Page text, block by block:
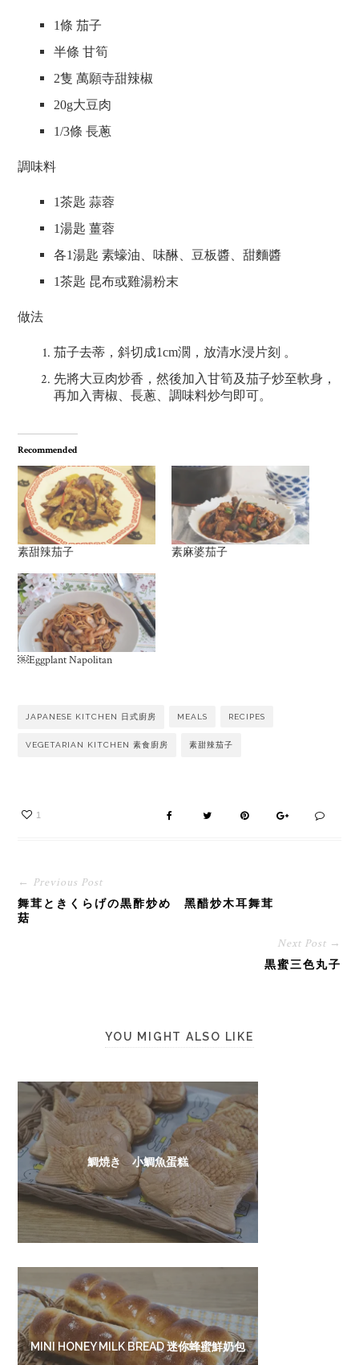
1條 茄子
半條 甘筍
2隻 萬願寺甜辣椒
20g大豆肉
1/3條 長蔥
調味料
1茶匙 蒜蓉
1湯匙 薑蓉
各1湯匙 素蠔油、味醂、豆板醬、甜麵醬
1茶匙 昆布或雞湯粉末
做法
茄子去蒂，斜切成1cm濶，放清水浸片刻 。
先將大豆肉炒香，然後加入甘筍及茄子炒至軟身，
再加入靑椒、長蔥、調味料炒勻即可。
Recommended
素甜辣茄子 素麻婆茄子
￼Eggplant Napolitan
JAPANESE KITCHEN 日式廚房 MEALS RECIPES
VEGETARIAN KITCHEN 素食廚房 素甜辣茄子
1
← Previous Post
舞茸ときくらげの黒酢炒め 黑醋炒木耳舞茸
菇
Next Post →
黒蜜三色丸子
YOU MIGHT ALSO LIKE
鯛焼き 小鯛魚蛋糕
MINI HONEY MILK BREAD 迷你蜂蜜鮮奶包